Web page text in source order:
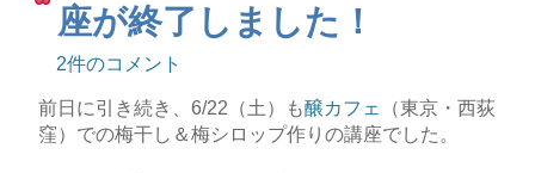
座が終了しました！
2件のコメント
前日に引き続き、6/22（土）も醸カフェ
（東京・西荻
窪）での梅干し＆梅シロップ作りの講座でした。